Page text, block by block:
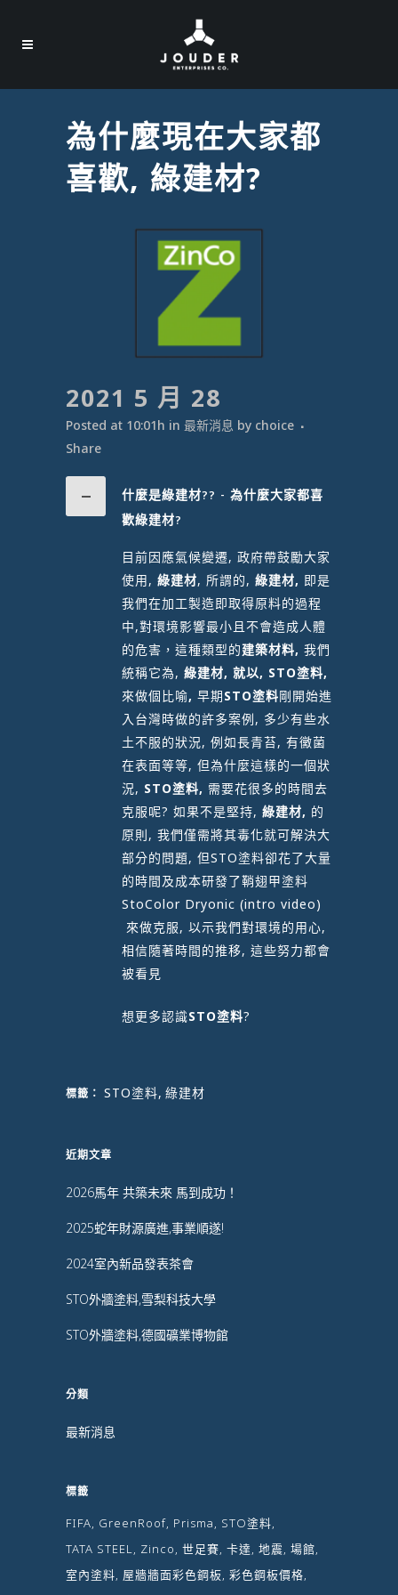
為什麼現在大家都
喜歡, 綠建材?
2021 5 月 28
Posted at 10:01h in 最新消息 by choice
Share
什麼是綠建材?? - 為什麼大家都喜
歡綠建材?
目前因應氣候變遷, 政府帶鼓勵大家
使用, 綠建材, 所謂的, 綠建材, 即是
我們在加工製造即取得原料的過程
中,對環境影響最小且不會造成人體
的危害，這種類型的建築材料, 我們
統稱它為, 綠建材, 就以, STO塗料,
來做個比喻, 早期STO塗料剛開始進
入台灣時做的許多案例, 多少有些水
土不服的狀況, 例如長青苔, 有黴菌
在表面等等, 但為什麼這樣的一個狀
況, STO塗料, 需要花很多的時間去
克服呢? 如果不是堅持, 綠建材, 的
原則, 我們僅需將其毒化就可解決大
部分的問題, 但STO塗料卻花了大量
的時間及成本研發了鞘翅甲塗料
StoColor Dryonic (intro video)
來做克服, 以示我們對環境的用心,
相信隨著時間的推移, 這些努力都會
被看見
想更多認識STO塗料?
標籤： STO塗料, 綠建材
近期文章
2026馬年 共築未來 馬到成功！
2025蛇年財源廣進,事業順遂!
2024室內新品發表茶會
STO外牆塗料,雪梨科技大學
STO外牆塗料,德國礦業博物館
分類
最新消息
標籤
FIFA GreenRoof Prisma
STO塗料
TATA STEEL Zinco 世足賽 卡達 地震 場館
室內塗料 屋牆牆面彩色鋼板 彩色鋼板價格